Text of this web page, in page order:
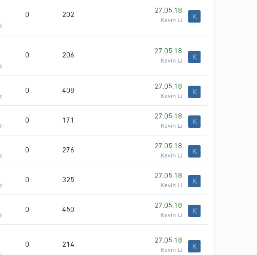
0 202 27.05.18
Kevin Li K
0 206 27.05.18
Kevin Li K
0 408 27.05.18
Kevin Li K
0 171 27.05.18
Kevin Li K
0 276 27.05.18
Kevin Li K
0 325 27.05.18
Kevin Li K
0 450 27.05.18
Kevin Li K
0 214 27.05.18
Kevin Li K